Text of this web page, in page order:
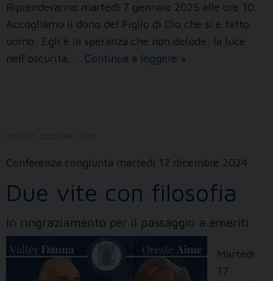
Riprenderanno martedì 7 gennaio 2025 alle ore 10.
Accogliamo il dono del Figlio di Dio che si è fatto
uomo: Egli è la speranza che non delude, la luce
nell’oscurità, … Continua a leggere Buon
»
CICLO IST.
Conferenza congiunta martedì 17 dicembre 2024
Due vite con filosofia
In ringraziamento per il passaggio a emeriti
Martedì
17